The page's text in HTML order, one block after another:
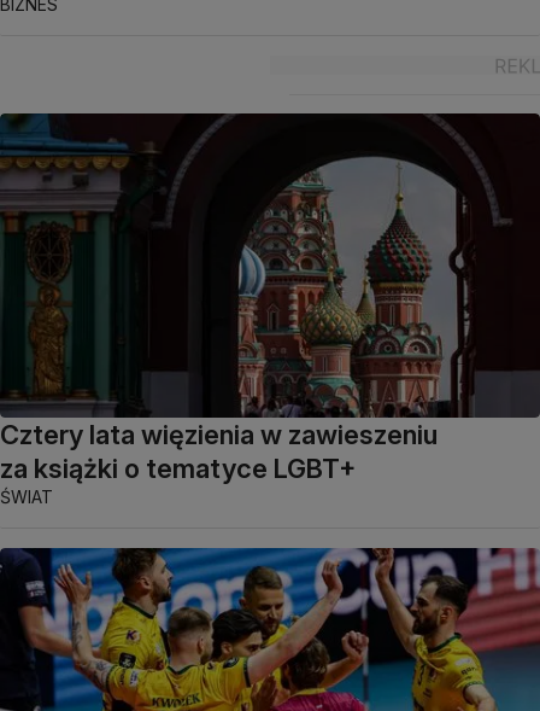
BIZNES
Cztery lata więzienia w zawieszeniu
za książki o tematyce LGBT+
ŚWIAT